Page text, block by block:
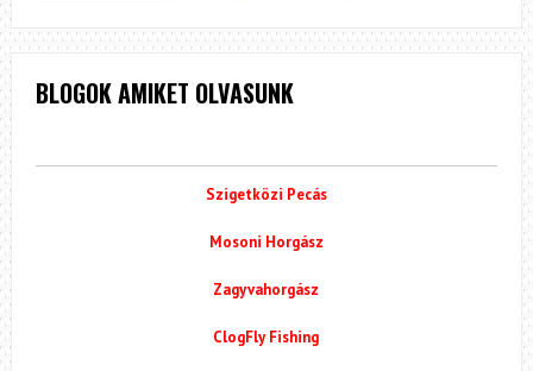
BLOGOK AMIKET OLVASUNK
Szigetközi Pecás
Mosoni Horgász
Zagyvahorgász
ClogFly Fishing